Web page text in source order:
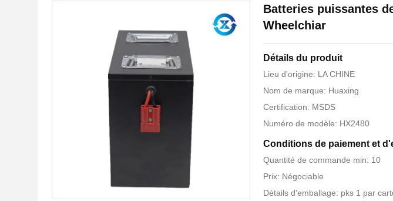
Batteries puissantes
Wheelchiar
Détails du produit
Lieu d'origine: LA CHINE
Nom de marque: Huaxing
Certification: MSDS
Numéro de modèle: HX2480
Conditions de paiement et
Quantité de commande min: 10
Prix: Négociable
Détails d'emballage: pks 1 par